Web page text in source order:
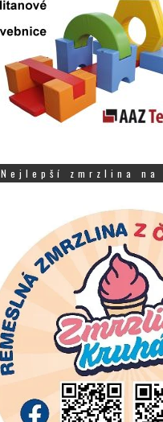
Nejlepší zmrzlina na